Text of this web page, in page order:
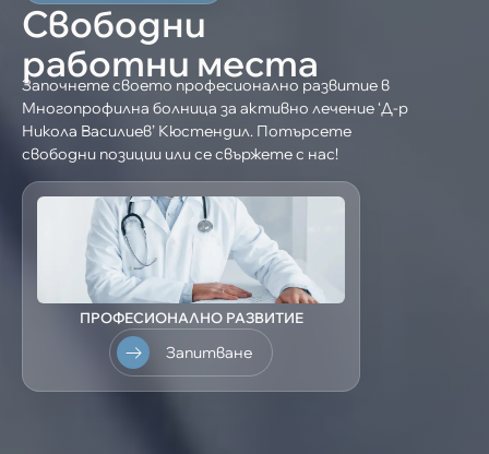
Свободни
работни места
Започнете своето професионално развитие в
Многопрофилна болница за активно лечение ‘Д-р
Никола Василиев’ Кюстендил. Потърсете
свободни позиции или се свържете с нас!
ПРОФЕСИОНАЛНО РАЗВИТИЕ
Запитване